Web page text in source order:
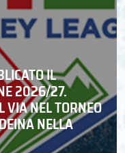
IL
2026/27.
VIA NEL TORNEO
NELLA